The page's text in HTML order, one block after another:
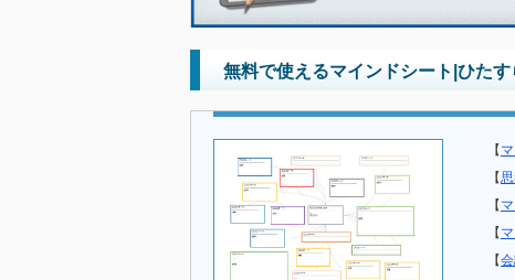
無料で使えるマインドシート|ひたす
【
【
【
【
【